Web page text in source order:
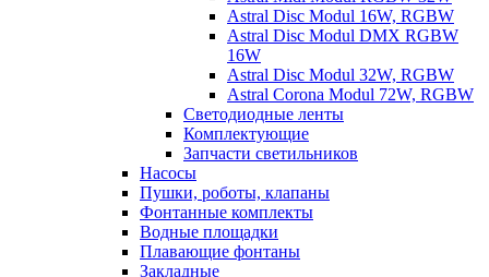
Astral Disc Modul 16W, RGBW
Astral Disc Modul DMX RGBW
16W
Astral Disc Modul 32W, RGBW
Astral Corona Modul 72W, RGBW
Светодиодные ленты
Комплектующие
Запчасти светильников
Насосы
Пушки, роботы, клапаны
Фонтанные комплекты
Водные площадки
Плавающие фонтаны
Закладные